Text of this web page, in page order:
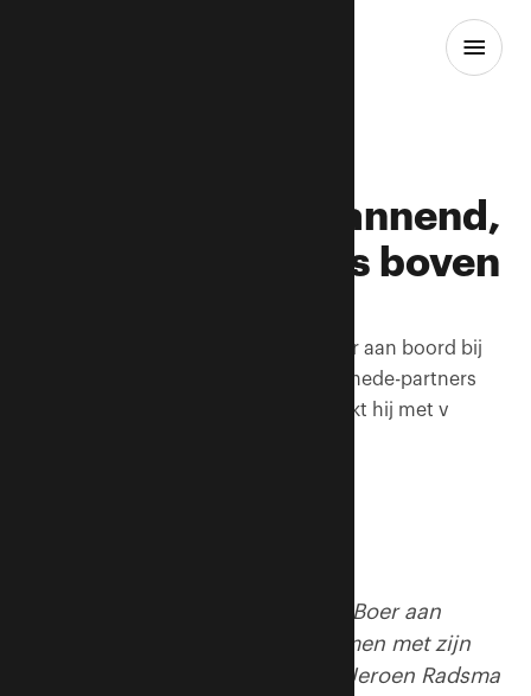
Mattijs Boer: Spannend,
supergaaf & zelfs boven
Twee jaar geleden kwam Mattijs Boer aan boord bij
Ausems Vastgoed. Samen met zijn mede-partners
Dick Ausems en Jeroen Radsma werkt hij met v
Twee jaar geleden kwam Mattijs Boer aan
boord bij Ausems Vastgoed. Samen met zijn
mede-partners Dick Ausems en Jeroen Radsma